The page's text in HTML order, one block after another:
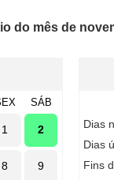
do mês de
SÁB
1 2
8 9
Dias
Dias
Fins